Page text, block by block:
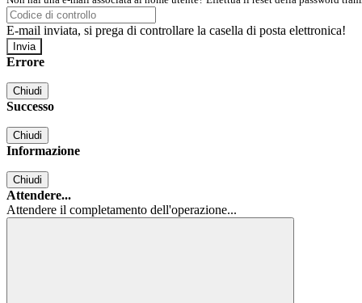
E-mail inviata, si prega di controllare la casella di posta elettronica!
Errore
Chiudi
Successo
Chiudi
Informazione
Chiudi
Attendere...
Attendere il completamento dell'operazione...